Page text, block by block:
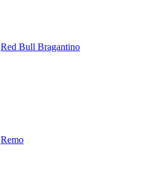
Red Bull Bragantino
Remo